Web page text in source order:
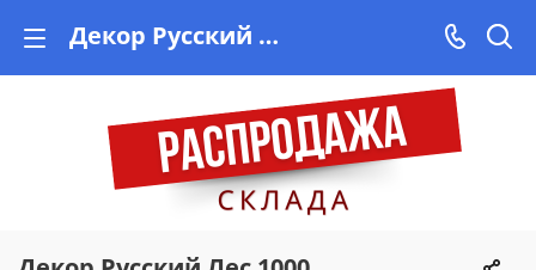
Декор Русский Лес 1000 купить, рассрочка от Vishop.by